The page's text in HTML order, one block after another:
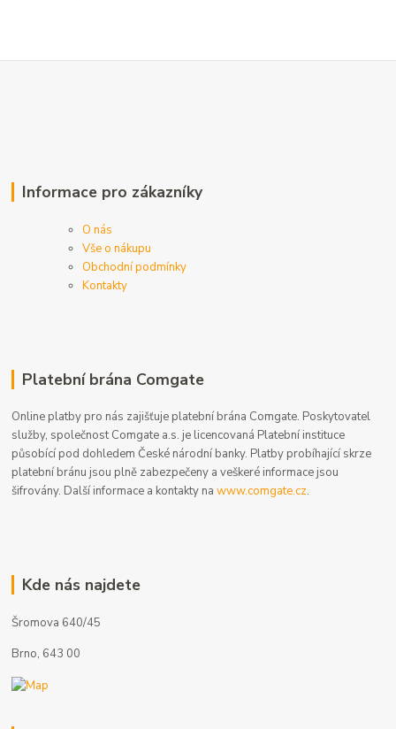
Informace pro zákazníky
O nás
Vše o nákupu
Obchodní podmínky
Kontakty
Platební brána Comgate
Online platby pro nás zajišťuje platební brána Comgate. Poskytovatel
služby, společnost Comgate a.s. je licencovaná Platební instituce
působící pod dohledem České národní banky. Platby probíhající skrze
platební bránu jsou plně zabezpečeny a veškeré informace jsou
šifrovány. Další informace a kontakty nawww.comgate.cz.
Kde nás najdete
Šromova 640/45
Brno, 643 00